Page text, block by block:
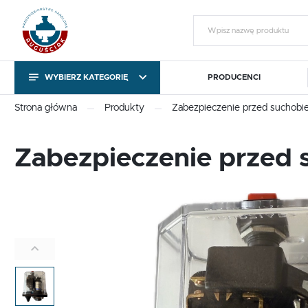
KATEGORIE
Pompy obiegowe i
Sterowniki pomp C.O. i
Export outside the EU
WYBIERZ KATEGORIĘ
Sterowniki pomp C.O. i
C.W.U.
Export outside the EU
PRODUCENCI
Strona główna Produkty Zabezpieczenie przed
Zabezpieczenie przed